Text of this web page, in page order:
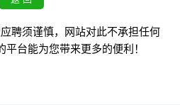
聘须谨慎，网站对此不承担任何
台能为您带来更多的便利！